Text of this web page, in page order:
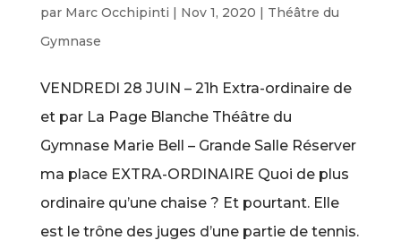
par Marc Occhipinti | Nov 1, 2020 | Théâtre du
Gymnase
VENDREDI 28 JUIN – 21h Extra-ordinaire de
et par La Page Blanche Théâtre du
Gymnase Marie Bell – Grande Salle Réserver
ma place EXTRA-ORDINAIRE Quoi de plus
ordinaire qu’une chaise ? Et pourtant. Elle
est le trône des juges d’une partie de tennis.